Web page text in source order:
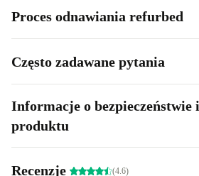
Proces odnawiania refurbed
Często zadawane pytania
Informacje o bezpieczeństwie
produktu
Recenzje (4.6)